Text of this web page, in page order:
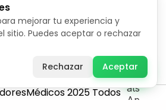
2025 Todos
mejorar tu experiencia y
sitio. Puedes aceptar o rechazar
Rechazar
Aceptar